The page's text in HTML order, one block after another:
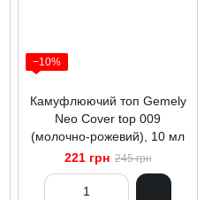
−10%
Камуфлюючий топ Gemely
Neo Cover top 009
(молочно-рожевий), 10 мл
221 грн 245 грн